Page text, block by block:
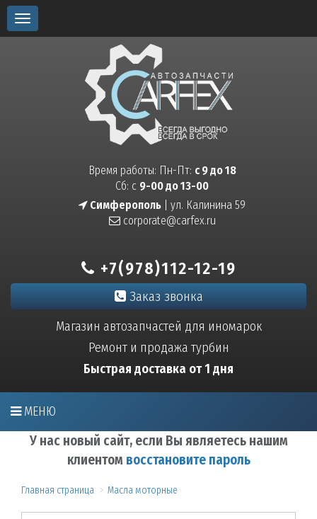
Toggle
navigation
Время работы: Пн-Пт: с 9 до 18
Сб: с 9-00 до 13-00
Симферополь | ул. Калинина 59
corporate@carfex.ru
+7(978)112-12-19
Заказ звонка
Магазин автозапчастей для иномарок
Ремонт и продажа турбин
Быстрая доставка от 1 дня
МЕНЮ
У нас новый сайт, если Вы являетесь нашим
клиентом восстановите пароль
Главная страница Масла моторные